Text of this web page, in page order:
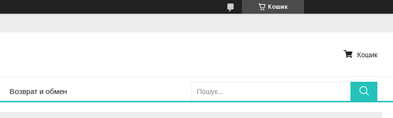
Кошик
Кошик
Возврат и обмен